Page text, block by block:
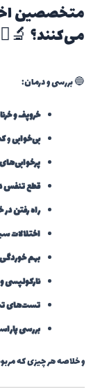
متخصصین
می‌کنند؟
🔵 بررسی و درمان:
خروپف و
بی‌خوابیو
قطع تنفس
راه رفتن
اختلالات
بهم
نارکولپسی
تست‌های
بررسی
و خلاصه هر چیزی که